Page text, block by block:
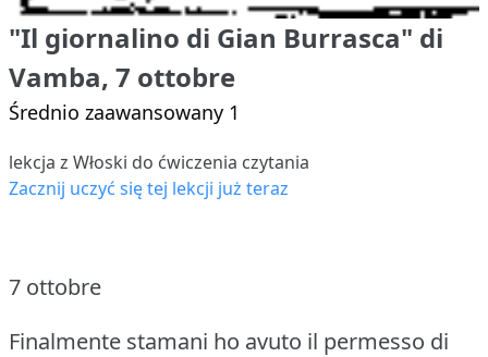
"Il giornalino di Gian Burrasca" di
Vamba, 7 ottobre
Średnio zaawansowany 1
lekcja z Włoski do ćwiczenia czytania
Zacznij uczyć się tej lekcji już teraz
7 ottobre
Finalmente stamani ho avuto il permesso di